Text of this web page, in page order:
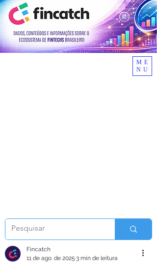
ME
NU
Fincatch
11 de ago. de 2025 3 min de leitura